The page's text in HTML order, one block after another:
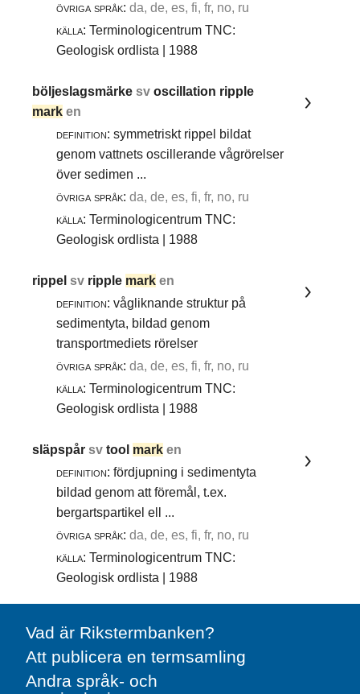
övriga språk: da, de, es, fi, fr, no, ru
källa: Terminologicentrum TNC:
Geologisk ordlista | 1988
böljeslagsmärkesvoscillation ripple
mark en
definition: symmetriskt rippel bildat
genom vattnets oscillerande vågrörelser
över sedimen ...
övriga språk: da, de, es, fi, fr, no, ru
källa: Terminologicentrum TNC:
Geologisk ordlista | 1988
rippelsv ripple mark en
definition: vågliknande struktur på
sedimentyta, bildad genom
transportmediets rörelser
övriga språk: da, de, es, fi, fr, no, ru
källa: Terminologicentrum TNC:
Geologisk ordlista | 1988
släpspårsvtool mark en
definition: fördjupning i sedimentyta
bildad genom att föremål, t.ex.
bergartspartikel ell ...
övriga språk: da, de, es, fi, fr, no, ru
källa: Terminologicentrum TNC:
Geologisk ordlista | 1988
Vad är Rikstermbanken?
Att publicera en termsamling
Andra språk- och